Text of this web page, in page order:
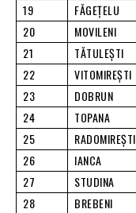
19
FĂGEŢELU
20
MOVILENI
21
TĂTULEŞTI
22
VITOMIREŞTI
23
DOBRUN
24
TOPANA
25
RADOMIREŞTI
26
IANCA
27
STUDINA
28
BREBENI